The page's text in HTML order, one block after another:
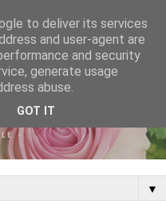
▼
to deliver its services
and user-agent are
and security
generate usage
abuse.
GOT IT